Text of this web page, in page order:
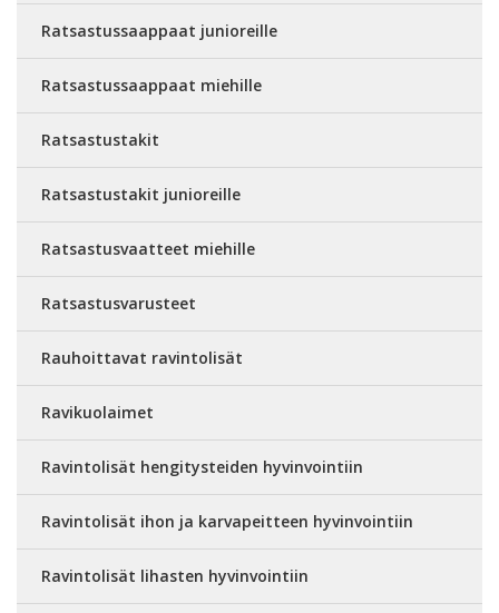
Ratsastussaappaat junioreille
Ratsastussaappaat miehille
Ratsastustakit
Ratsastustakit junioreille
Ratsastusvaatteet miehille
Ratsastusvarusteet
Rauhoittavat ravintolisät
Ravikuolaimet
Ravintolisät hengitysteiden hyvinvointiin
Ravintolisät ihon ja karvapeitteen hyvinvointiin
Ravintolisät lihasten hyvinvointiin